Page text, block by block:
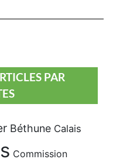
PAR
Béthune Calais
Commission